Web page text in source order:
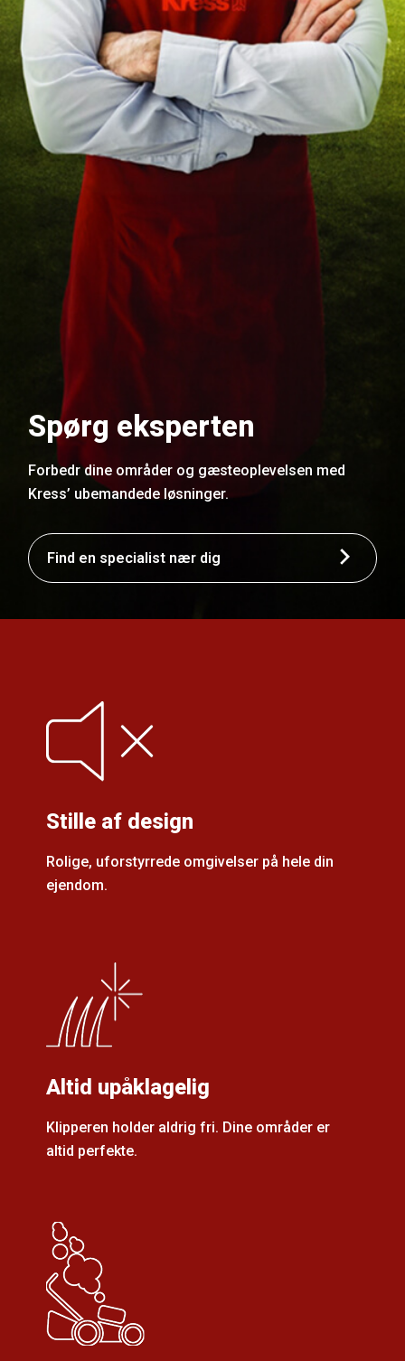
Spørg eksperten
Forbedr dine områder og gæsteoplevelsen med
Kress’ ubemandede løsninger.
Find en specialist nær dig
Stille af design
Rolige, uforstyrrede omgivelser på hele din
ejendom.
Altid upåklagelig
Klipperen holder aldrig fri. Dine områder er
altid perfekte.